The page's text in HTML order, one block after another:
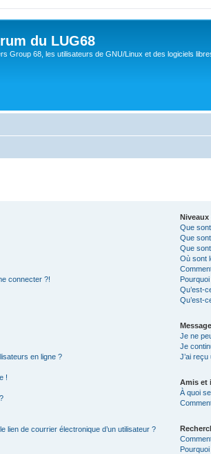
du LUG68
Group 68, les utilisateurs de GNU/Linux et des logiciels
connecter ?!
en ligne ?
!
lien de courrier électronique d’un utilisateur ?
Que
Que
Que
Où sont
Qu’est-
Qu’est-
Je ne
Je
J’ai
Amis et
À quoi